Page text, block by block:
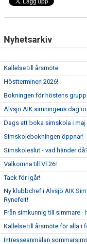
Nyhetsarkiv
Kallelse till årsmöte
Höstterminen 2026!
Bokningen för höstens
Älvsjö AIK simningens dag
Dags att boka simskola i maj
Simskolebokningen öppnar!
Simskoleslut - vad händer
Välkomna till VT26!
Tack för igår!
Ny klubbchef i Älvsjö AIK
Rynefelt!
Från simkunnig till simmare -
Kallelse till årsmöte för alla i
Intresseanmälan